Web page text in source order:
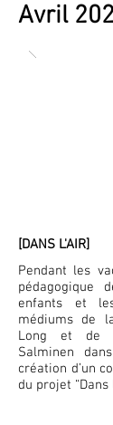
Avril
[DANS L'AIR]
Pendant les
pédagogique
enfants et
médiums de
Long et de
Salminen
création d’un
du projet “Dans